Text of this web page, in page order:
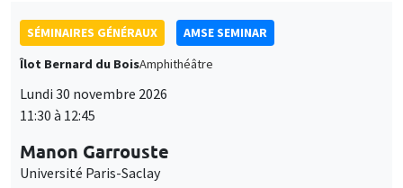
SÉMINAIRES GÉNÉRAUX
AMSE SEMINAR
Îlot Bernard du BoisAmphithéâtre
Lundi 30 novembre 2026
11:30 à 12:45
Manon Garrouste
Université Paris-Saclay